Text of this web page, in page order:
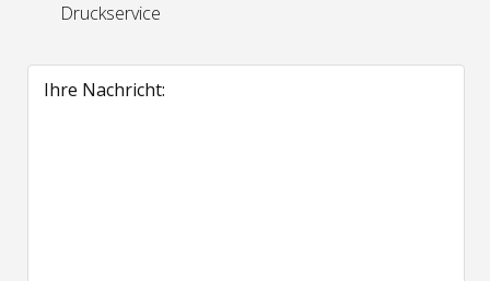
Druckservice
Ihre Nachricht: